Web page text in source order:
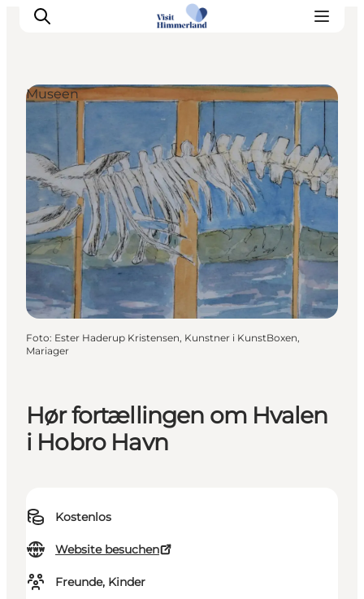
Erlebnisse
Natur
Städte und Orte
Das passiert
Reiseplanung
Praktische Informationen
Hør fortællingen om Hvalen
i Hobro Havn
Kostenlos
Website besuchen
Freunde, Kinder
Museen
Foto: Ester Haderup Kristensen, Kunstner i KunstBoxen,
Mariager